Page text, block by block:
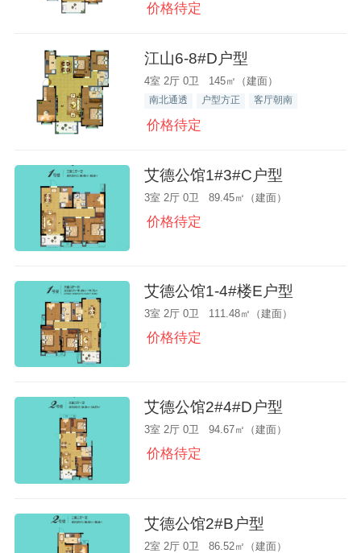
价格待定
江山6-8#D户型
4室 2厅 0卫 145㎡（建面）
南北通透 户型方正 客厅朝南
价格待定
艾德公馆1#3#C户型
3室 2厅 0卫 89.45㎡（建面）
价格待定
艾德公馆1-4#楼E户型
3室 2厅 0卫 111.48㎡（建面）
价格待定
艾德公馆2#4#D户型
3室 2厅 0卫 94.67㎡（建面）
价格待定
艾德公馆2#B户型
2室 2厅 0卫 86.52㎡（建面）